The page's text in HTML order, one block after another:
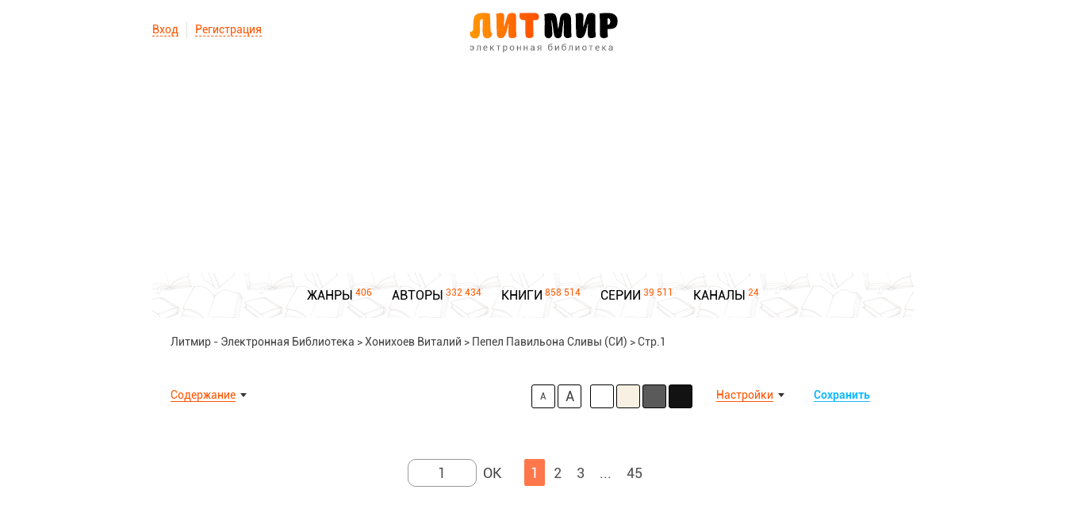
Вход Регистрация
ЖАНРЫ 406 АВТОРЫ 332 434 КНИГИ 858 514 СЕРИИ 39 511 КАНАЛЫ 24
Литмир - Электронная Библиотека >Хонихоев Виталий > Пепел Павильона Сливы (СИ) >Стр.1
Содержание Сохранить
Настройки
A A
1 2 3 ... 45